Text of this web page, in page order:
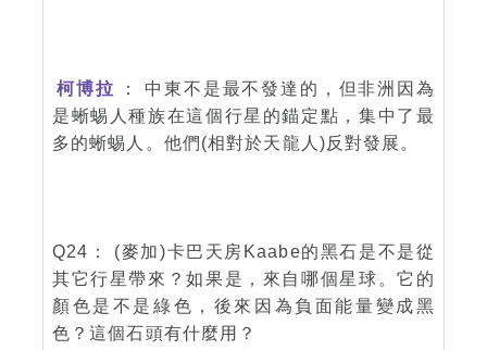
柯博拉
： 中東不是最不發達的，但非洲因為
是蜥蜴人種族在這個行星的錨定點，集中了最
多的蜥蜴人。他們(相對於天龍人)反對發展。
Q24： (麥加)卡巴天房Kaabe的黑石是不是從
其它行星帶來？如果是，來自哪個星球。它的
顏色是不是綠色，後來因為負面能量變成黑
色？這個石頭有什麼用？